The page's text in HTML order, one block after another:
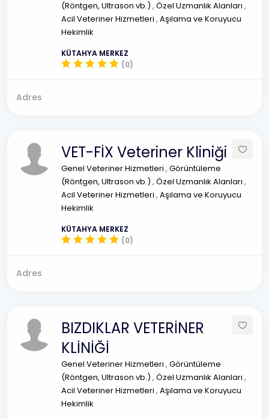
(Röntgen, Ultrason vb.) , Özel Uzmanlık Alanları ,
Acil Veteriner Hizmetleri , Aşılama ve Koruyucu
Hekimlik
KÜTAHYA MERKEZ
(0)
Adres
VET-FİX Veteriner Kliniği
Genel Veteriner Hizmetleri , Görüntüleme
(Röntgen, Ultrason vb.) , Özel Uzmanlık Alanları ,
Acil Veteriner Hizmetleri , Aşılama ve Koruyucu
Hekimlik
KÜTAHYA MERKEZ
(0)
Adres
BIZDIKLAR VETERİNER
KLİNİĞİ
Genel Veteriner Hizmetleri , Görüntüleme
(Röntgen, Ultrason vb.) , Özel Uzmanlık Alanları ,
Acil Veteriner Hizmetleri , Aşılama ve Koruyucu
Hekimlik